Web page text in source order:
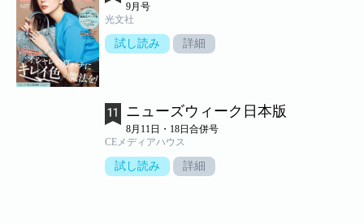
9月号
光文社
試し読み 詳細
ニューズウィーク日本版
8月11日・18日合併号
CEメディアハウス
試し読み 詳細